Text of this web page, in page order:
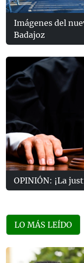
Imágenes del
Badajoz
OPINIÓN: ¡La
LO MÁS LEÍDO